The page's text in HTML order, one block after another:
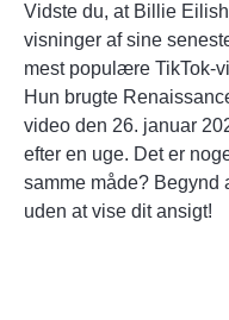
Vidste du, at Billie
visninger af sine
mest populære TikTok-
Hun brugte
video den 26. januar
efter en uge. Det er
samme måde? Begynd
uden at vise dit ansigt!